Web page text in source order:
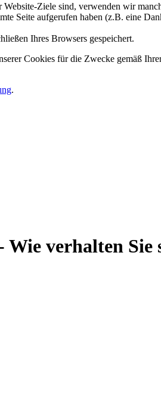
Ziele sind, verwenden wir
Seite aufgerufen haben (z.B. eine
Ihres Browsers gespeichert.
Cookies für die Zwecke gemäß
.
verhalten Sie